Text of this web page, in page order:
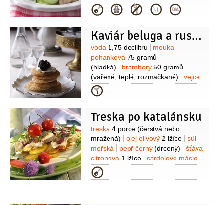
(malá)
celer1/2 kusu mrkev
(karotka)
máslo bylinkové
Kategorie
Kaviár beluga a ruské bliny
Suroviny
voda 1,75 decilitru
mouka
pohanková 75 gramů
(hladká)
brambory 50 gramů
(vařené, teplé, rozmačkané)
vejce
1 kus
25 gramů
máslo2 lžíce
(čerstvé)
sůl mořská1/2 lžičky
olej
(na pečení)
Kategorie
Treska po katalánsku
Suroviny
treska 4 porce (čerstvá nebo
mražená)
olej olivový 2 lžíce
sůl
mořská
pepř černý (drcený)
šťáva
citronová 1 lžíce
sardelové máslo
40 gramů
kadeřavá/kudrnka1 hrst
Kategorie